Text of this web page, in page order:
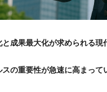
成果最大化が求められる現
の重要性が急速に高まって